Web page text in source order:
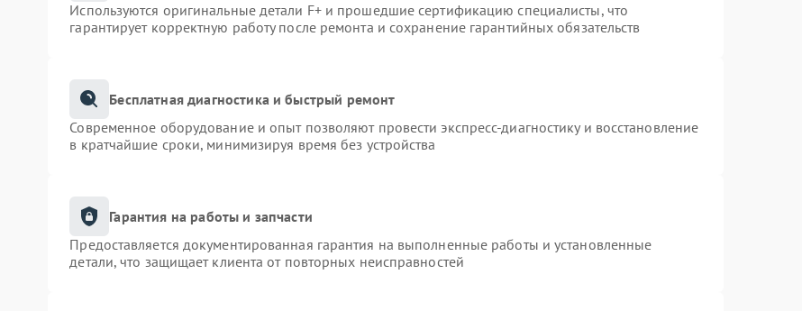
Используются оригинальные детали F+ и прошедшие сертификацию специалисты, что
гарантирует корректную работу после ремонта и сохранение гарантийных обязательств
Бесплатная диагностика и быстрый ремонт
Современное оборудование и опыт позволяют провести экспресс-диагностику и восстановление
в кратчайшие сроки, минимизируя время без устройства
Гарантия на работы и запчасти
Предоставляется документированная гарантия на выполненные работы и установленные
детали, что защищает клиента от повторных неисправностей